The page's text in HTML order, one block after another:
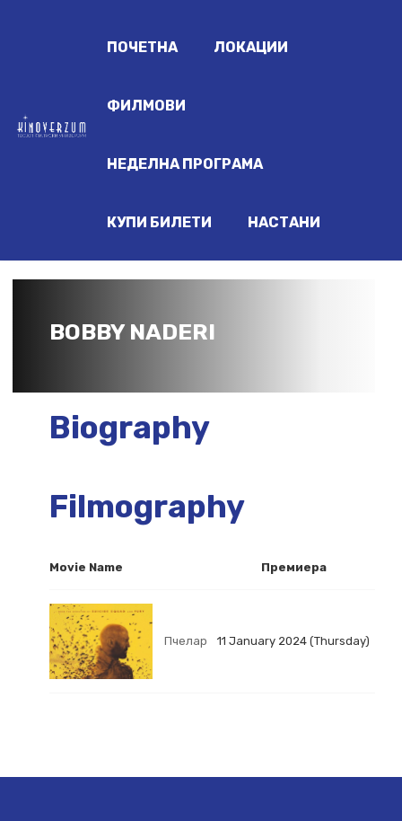
ПОЧЕТНА ЛОКАЦИИ
ФИЛМОВИ
НЕДЕЛНА ПРОГРАМА
КУПИ БИЛЕТИ НАСТАНИ
BOBBY NADERI
Biography
Filmography
Movie Name Премиера
Пчелар 11 January 2024 (Thursday)